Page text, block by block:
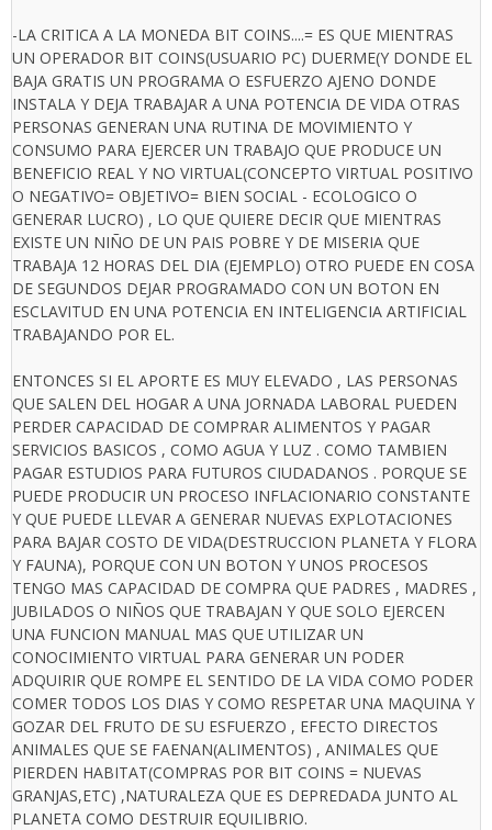
-LA CRITICA A LA MONEDA BIT COINS....= ES QUE MIENTRAS
UN OPERADOR BIT COINS(USUARIO PC) DUERME(Y DONDE EL
BAJA GRATIS UN PROGRAMA O ESFUERZO AJENO DONDE
INSTALA Y DEJA TRABAJAR A UNA POTENCIA DE VIDA OTRAS
PERSONAS GENERAN UNA RUTINA DE MOVIMIENTO Y
CONSUMO PARA EJERCER UN TRABAJO QUE PRODUCE UN
BENEFICIO REAL Y NO VIRTUAL(CONCEPTO VIRTUAL POSITIVO
O NEGATIVO= OBJETIVO= BIEN SOCIAL - ECOLOGICO O
GENERAR LUCRO) , LO QUE QUIERE DECIR QUE MIENTRAS
EXISTE UN NIÑO DE UN PAIS POBRE Y DE MISERIA QUE
TRABAJA 12 HORAS DEL DIA (EJEMPLO) OTRO PUEDE EN COSA
DE SEGUNDOS DEJAR PROGRAMADO CON UN BOTON EN
ESCLAVITUD EN UNA POTENCIA EN INTELIGENCIA ARTIFICIAL
TRABAJANDO POR EL.
ENTONCES SI EL APORTE ES MUY ELEVADO , LAS PERSONAS
QUE SALEN DEL HOGAR A UNA JORNADA LABORAL PUEDEN
PERDER CAPACIDAD DE COMPRAR ALIMENTOS Y PAGAR
SERVICIOS BASICOS , COMO AGUA Y LUZ . COMO TAMBIEN
PAGAR ESTUDIOS PARA FUTUROS CIUDADANOS . PORQUE SE
PUEDE PRODUCIR UN PROCESO INFLACIONARIO CONSTANTE
Y QUE PUEDE LLEVAR A GENERAR NUEVAS EXPLOTACIONES
PARA BAJAR COSTO DE VIDA(DESTRUCCION PLANETA Y FLORA
Y FAUNA), PORQUE CON UN BOTON Y UNOS PROCESOS
TENGO MAS CAPACIDAD DE COMPRA QUE PADRES , MADRES ,
JUBILADOS O NIÑOS QUE TRABAJAN Y QUE SOLO EJERCEN
UNA FUNCION MANUAL MAS QUE UTILIZAR UN
CONOCIMIENTO VIRTUAL PARA GENERAR UN PODER
ADQUIRIR QUE ROMPE EL SENTIDO DE LA VIDA COMO PODER
COMER TODOS LOS DIAS Y COMO RESPETAR UNA MAQUINA Y
GOZAR DEL FRUTO DE SU ESFUERZO , EFECTO DIRECTOS
ANIMALES QUE SE FAENAN(ALIMENTOS) , ANIMALES QUE
PIERDEN HABITAT(COMPRAS POR BIT COINS = NUEVAS
GRANJAS,ETC) ,NATURALEZA QUE ES DEPREDADA JUNTO AL
PLANETA COMO DESTRUIR EQUILIBRIO.